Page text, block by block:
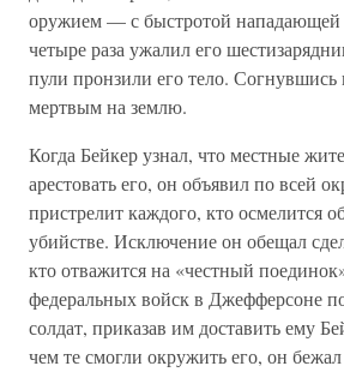
оружием — с быстротой нападающей
четыре раза ужалил его
пули пронзили его тело.
мертвым на землю.
Когда Бейкер узнал, что местные
арестовать его, он объявил по всей
пристрелит каждого, кто осмелится
убийстве. Исключение он обещал
кто отважится на «честный
федеральных войск в Джефферсоне
солдат, приказав им доставить ему
чем те смогли окружить его, он